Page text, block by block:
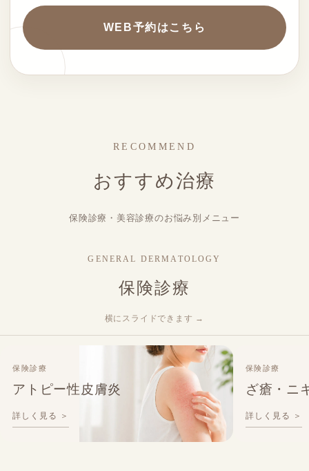
WEB予約はこちら
RECOMMEND
おすすめ治療
保険診療・美容診療のお悩み別メニュー
GENERAL DERMATOLOGY
保険診療
横にスライドできます →
保険診療
アトピー性皮膚炎
詳しく見る ＞
保険診療
ざ瘡・ニ
詳しく見る ＞